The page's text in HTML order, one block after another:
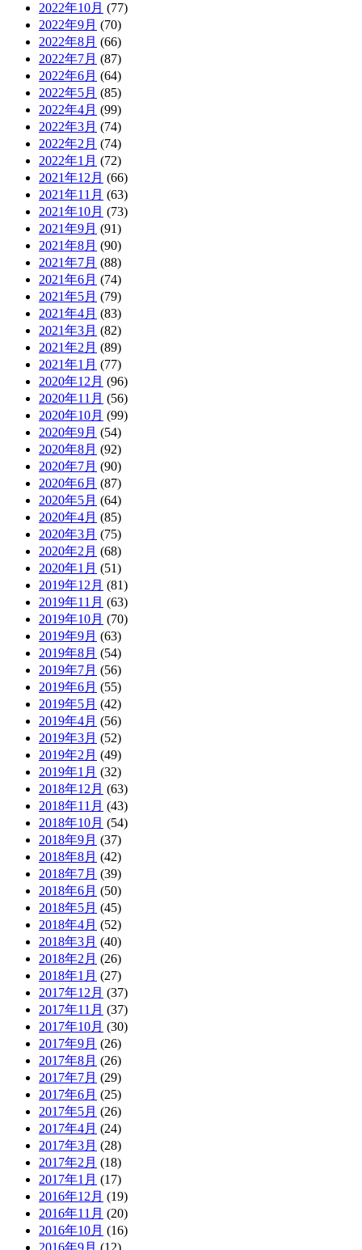
2022年10月 (77)
2022年9月 (70)
2022年8月 (66)
2022年7月 (87)
2022年6月 (64)
2022年5月 (85)
2022年4月 (99)
2022年3月 (74)
2022年2月 (74)
2022年1月 (72)
2021年12月 (66)
2021年11月 (63)
2021年10月 (73)
2021年9月 (91)
2021年8月 (90)
2021年7月 (88)
2021年6月 (74)
2021年5月 (79)
2021年4月 (83)
2021年3月 (82)
2021年2月 (89)
2021年1月 (77)
2020年12月 (96)
2020年11月 (56)
2020年10月 (99)
2020年9月 (54)
2020年8月 (92)
2020年7月 (90)
2020年6月 (87)
2020年5月 (64)
2020年4月 (85)
2020年3月 (75)
2020年2月 (68)
2020年1月 (51)
2019年12月 (81)
2019年11月 (63)
2019年10月 (70)
2019年9月 (63)
2019年8月 (54)
2019年7月 (56)
2019年6月 (55)
2019年5月 (42)
2019年4月 (56)
2019年3月 (52)
2019年2月 (49)
2019年1月 (32)
2018年12月 (63)
2018年11月 (43)
2018年10月 (54)
2018年9月 (37)
2018年8月 (42)
2018年7月 (39)
2018年6月 (50)
2018年5月 (45)
2018年4月 (52)
2018年3月 (40)
2018年2月 (26)
2018年1月 (27)
2017年12月 (37)
2017年11月 (37)
2017年10月 (30)
2017年9月 (26)
2017年8月 (26)
2017年7月 (29)
2017年6月 (25)
2017年5月 (26)
2017年4月 (24)
2017年3月 (28)
2017年2月 (18)
2017年1月 (17)
2016年12月 (19)
2016年11月 (20)
2016年10月 (16)